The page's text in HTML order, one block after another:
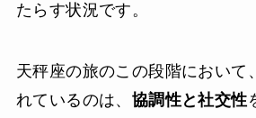
たらす状況です。
天秤座の旅のこの段階において
れているのは、 協調性と社交性